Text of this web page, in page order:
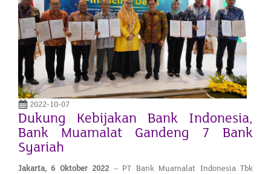
2022-10-07
Dukung Kebijakan Bank Indonesia,
Bank Muamalat Gandeng 7 Bank
Syariah
Jakarta, 6 Oktober 2022 – PT Bank Muamalat Indonesia Tbk